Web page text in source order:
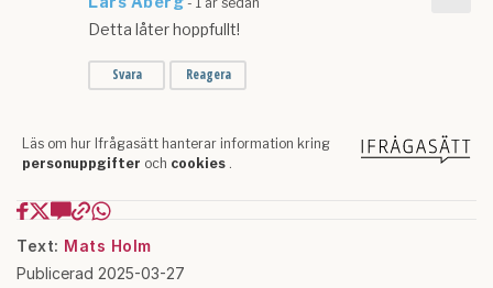
Text: Mats Holm
Publicerad 2025-03-27